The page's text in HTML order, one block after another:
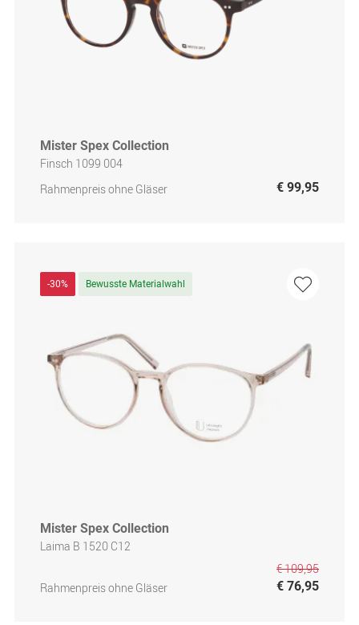
Mister Spex Collection
Finsch 1099 004
Rahmenpreis ohne Gläser
€ 99,95
-30% Bewusste Materialwahl
Mister Spex Collection
Laima B 1520 C12
Rahmenpreis ohne Gläser
€ 109,95
€ 76,95